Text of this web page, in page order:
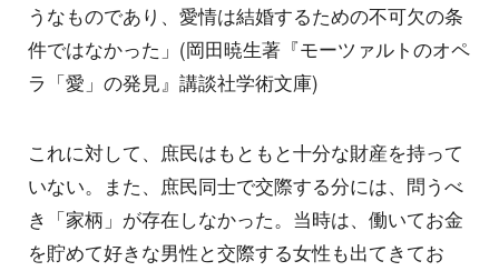
うなものであり、愛情は結婚するための不可欠の条
件ではなかった」(岡田暁生著『モーツァルトのオペ
ラ「愛」の発見』講談社学術文庫)
これに対して、庶民はもともと十分な財産を持って
いない。また、庶民同士で交際する分には、問うべ
き「家柄」が存在しなかった。当時は、働いてお金
を貯めて好きな男性と交際する女性も出てきてお